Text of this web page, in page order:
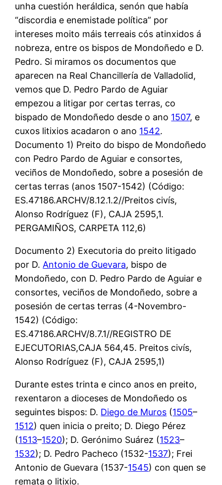
unha cuestión heráldica, senón que había
“discordia e enemistade política” por
intereses moito máis terreais cós atinxidos á
nobreza, entre os bispos de Mondoñedo e D.
Pedro. Si miramos os documentos que
aparecen na Real Chancillería de Valladolid,
vemos que D. Pedro Pardo de Aguiar
empezou a litigar por certas terras, co
bispado de Mondoñedo desde o ano 1507, e
cuxos litixios acadaron o ano 1542.
Documento 1) Preito do bispo de Mondoñedo
con Pedro Pardo de Aguiar e consortes,
veciños de Mondoñedo, sobre a posesión de
certas terras (anos 1507-1542) (Código:
ES.47186.ARCHV/8.12.1.2//Preitos civís,
Alonso Rodríguez (F), CAJA 2595,1.
PERGAMIÑOS, CARPETA 112,6)
Documento 2) Executoria do preito litigado
por D. Antonio de Guevara, bispo de
Mondoñedo, con D. Pedro Pardo de Aguiar e
consortes, veciños de Mondoñedo, sobre a
posesión de certas terras (4-Novembro-
1542) (Código:
ES.47186.ARCHV/8.7.1//REGISTRO DE
EJECUTORIAS,CAJA 564,45. Preitos civís,
Alonso Rodríguez (F), CAJA 2595,1)
Durante estes trinta e cinco anos en preito,
rexentaron a dioceses de Mondoñedo os
seguintes bispos: D. Diego de Muros (1505–
1512) quen inicia o preito; D. Diego Pérez
(1513–1520); D. Gerónimo Suárez (1523–
1532); D. Pedro Pacheco (1532-1537); Frei
Antonio de Guevara (1537-1545) con quen se
remata o litixio.